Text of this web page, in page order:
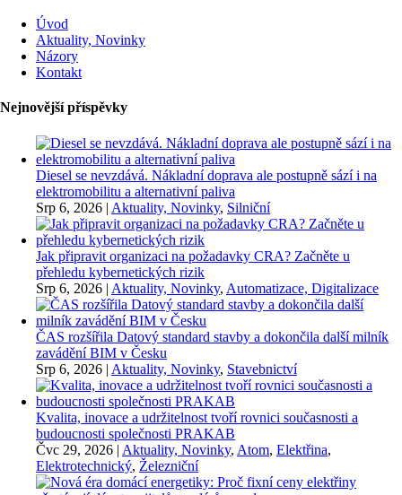
Úvod
Aktuality, Novinky
Názory
Kontakt
Nejnovější příspěvky
Diesel se nevzdává. Nákladní doprava ale postupně sází i na
elektromobilitu a alternativní paliva
Srp 6, 2026 | Aktuality, Novinky, Silniční
Jak připravit organizaci na požadavky CRA? Začněte u
přehledu kybernetických rizik
Srp 6, 2026 | Aktuality, Novinky, Automatizace, Digitalizace
ČAS rozšířila Datový standard stavby a dokončila další milník
zavádění BIM v Česku
Srp 6, 2026 | Aktuality, Novinky, Stavebnictví
Kvalita, inovace a udržitelnost tvoří rovnici současnosti a
budoucnosti společnosti PRAKAB
Čvc 29, 2026 | Aktuality, Novinky, Atom, Elektřina,
Elektrotechnický, Železniční